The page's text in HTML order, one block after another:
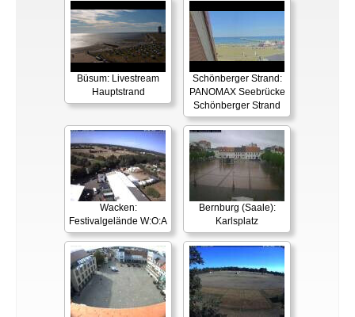
Büsum: Livestream
Hauptstrand
Schönberger Strand:
PANOMAX Seebrücke
Schönberger Strand
Wacken:
Festivalgelände W:O:A
Bernburg (Saale):
Karlsplatz